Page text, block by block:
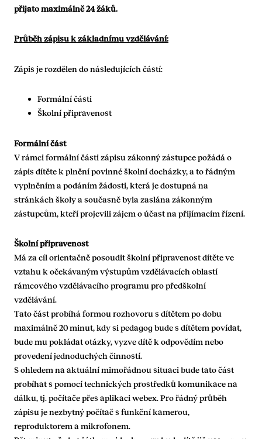
přijato maximálně 24 žáků.
Průběh zápisu k základnímu vzdělávání:
Zápis je rozdělen do následujících částí:
Formální části
Školní připravenost
Formální část
V rámci formální části zápisu zákonný zástupce požádá o
zápis dítěte k plnění povinné školní docházky, a to řádným
vyplněním a podáním žádosti, která je dostupná na
stránkách školy a současně byla zaslána zákonným
zástupcům, kteří projevili zájem o účast na přijímacím řízení.
Školní připravenost
Má za cíl orientačně posoudit školní připravenost dítěte ve
vztahu k očekávaným výstupům vzdělávacích oblastí
rámcového vzdělávacího programu pro předškolní
vzdělávání.
Tato část probíhá formou rozhovoru s dítětem po dobu
maximálně 20 minut, kdy si pedagog bude s dítětem povídat,
bude mu pokládat otázky, vyzve dítě k odpovědím nebo
provedení jednoduchých činností.
S ohledem na aktuální mimořádnou situaci bude tato část
probíhat s pomocí technických prostředků komunikace na
dálku, tj. počítače přes aplikaci webex. Pro řádný průběh
zápisu je nezbytný počítač s funkční kamerou,
reproduktorem a mikrofonem.